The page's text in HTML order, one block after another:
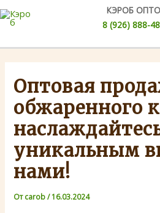
Перейти
к
КЭРОБ
8 (926) 888-
Оптовая
обжаренного
уникальным
нами!
Отcarob/16.03.2024
Post
navigation